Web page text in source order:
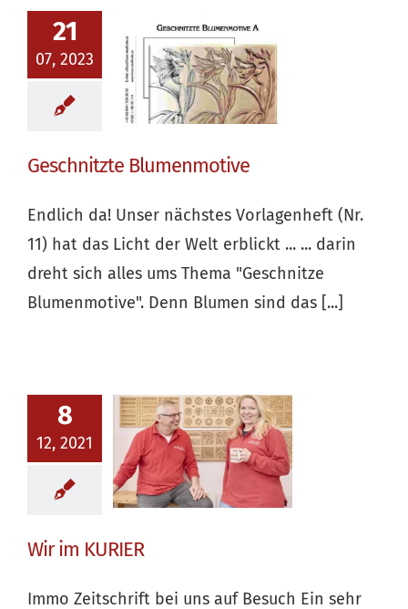
21
07, 2023
Geschnitzte
Blumenmotive
Geschnitzte Blumenmotive
Endlich da! Unser nächstes Vorlagenheft (Nr.
11) hat das Licht der Welt erblickt ... ... darin
dreht sich alles ums Thema "Geschnitze
Blumenmotive". Denn Blumen sind das [...]
8
12, 2021
Wir im KURIER
Immo Zeitschrift bei uns auf Besuch Ein sehr